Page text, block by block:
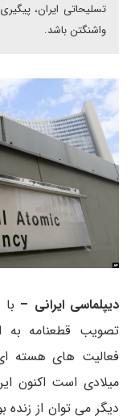
تسلیحاتی ایران،
واشنگتن باشد.
دیپلماسی ایرانی –
تصویب قطعنامه به
میلادی است اکنون
دیگر می توان از